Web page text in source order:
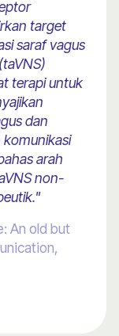
target
saraf vagus
terapi untuk
dan
komunikasi
arah
non-
An old but